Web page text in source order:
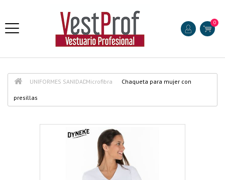
0
UNIFORMES SANIDADMicrofibra Chaqueta para mujer con
presillas